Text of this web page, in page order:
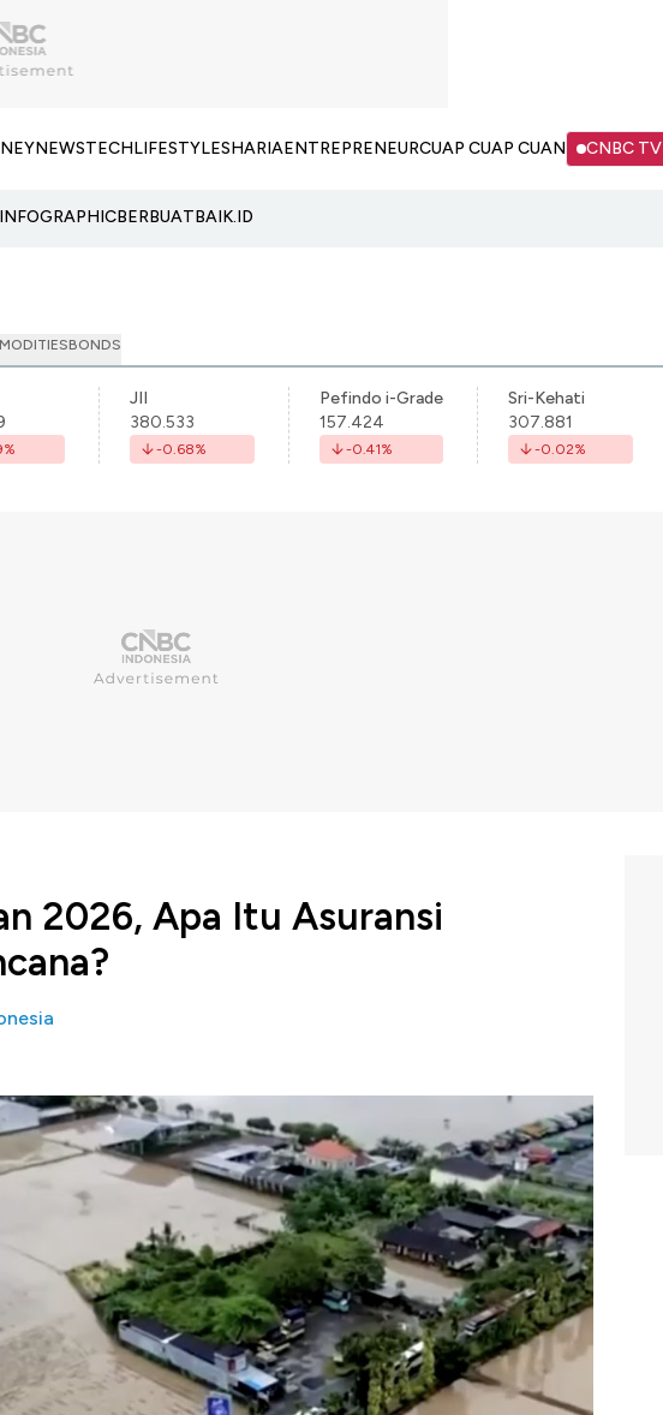
NEWSTECHLIFESTYLESHARIAENTREPRENEURCUAP CUAP CUAN CNBC TV
INFOGRAPHICBERBUATBAIK.ID
BONDS
%
JII
380.533
-0.68%
Pefindo i-Grade
157.424
-0.41%
Sri-Kehati
307.881
-0.02%
2026, Apa Itu Asuransi